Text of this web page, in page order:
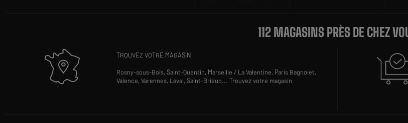
112 MAGASINS PRÈS DE CHEZ
TROUVEZ VOTRE MAGASIN
Rosny-sous-Bois,Saint-Quentin, Marseille / La Valentine, Paris Bagnolet,
Valence,Varennes, Laval,Saint-Brieuc...Trouvez votre magasin